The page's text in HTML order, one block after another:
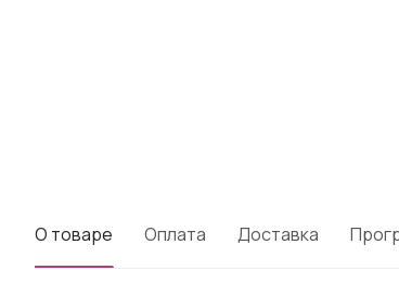
О товаре Оплата Доставка